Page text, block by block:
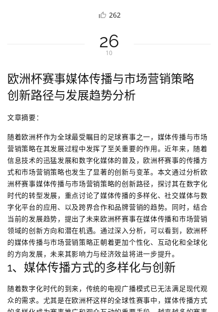
262
26
10
欧洲杯赛事媒体传播与市场营销策略
创新路径与发展趋势分析
文章摘要：
随着欧洲杯作为全球最受瞩目的足球赛事之一，媒体传播与市场
营销策略在其发展过程中发挥了至关重要的作用。近年来，随着
信息技术的迅猛发展和数字化媒体的普及，欧洲杯赛事的传播方
式和市场营销策略也发生了显著的创新与变革。本文通过分析欧
洲杯赛事媒体传播与市场营销策略的创新路径，探讨其在数字化
时代的转型发展，重点讨论了媒体传播的多样化、社交媒体与数
字化平台的应用、以及跨界合作和品牌营销的趋势。同时，结合
当前的发展趋势，提出了未来欧洲杯赛事在媒体传播和市场营销
领域的创新方向和潜在机遇。通过深入分析，可以看到，欧洲杯
的媒体传播与市场营销策略正朝着更加个性化、互动化和全球化
的方向发展，未来其影响力与经济效益将进一步提升。
1、媒体传播方式的多样化与创新
随着数字化时代的到来，传统的电视广播模式已无法满足现代观
众的需求。尤其是在欧洲杯这样的全球性赛事中，媒体传播方式